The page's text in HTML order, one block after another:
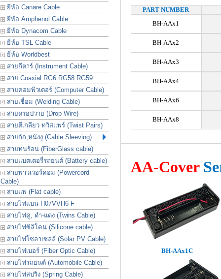
ยี่ห้อ Canare Cable
ยี่ห้อ Amphenol Cable
ยี่ห้อ Dynacom Cable
ยี่ห้อ TSL Cable
ยี่ห้อ Worldbest
สายกีตาร์ (Instrument Cable)
สาย Coaxial RG6 RG58 RG59
สายคอมพิวเตอร์ (Computer Cable)
สายเชื่อม (Welding Cable)
สายดรอปวาย (Drop Wire)
สายตีเกลียว ทวิสแพร์ (Twist Pairs)
สายถัก,หนังงู (Cable Sleeving)
สายทนร้อน (FiberGlass cable)
สายแบตเตอรี่รถยนต์ (Battery cable)
สายพาวเวอร์คอม (Powercord
Cable)
สายแพ (Flat cable)
สายไฟแบน H07VVH6-F
สายไฟคู่, ดำ-แดง (Twins Cable)
สายไฟซิลิโคน (Silicone cable)
สายไฟโซลาเซลล์ (Solar PV Cable)
สายไฟเบอร์ (Fiber Optic Cable)
สายไฟรถยนต์ (Automobile Cable)
สายไฟสปริง (Spring Cable)
PART NUMBER
BH-AAx1
BH-AAx2
BH-AAx3
BH-AAx4
BH-AAx6
BH-AAx8
AA-Cover
BH-AAx1C